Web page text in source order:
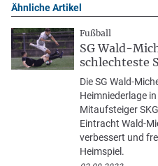
Ähnliche Artikel
Fußball
SG Wald-
schlechteste
Die SG Wald-
Heimniederlage
Mitaufsteiger
Eintracht Wald-
verbessert und
Heimspiel.